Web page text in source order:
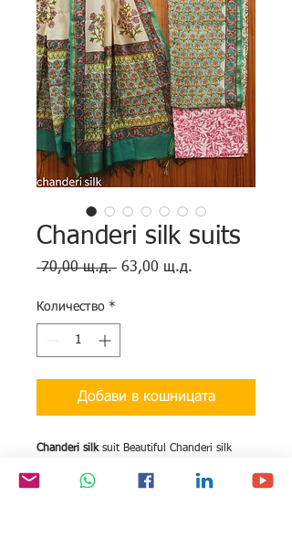
Chanderi silk suits
70,00 щ.д. Редовна
63,00 щ.д.
Количество *
Добави в кошницата
Chanderi silksuit Beautiful Chanderi silk
suits naturally hand block printed finest
quality!!